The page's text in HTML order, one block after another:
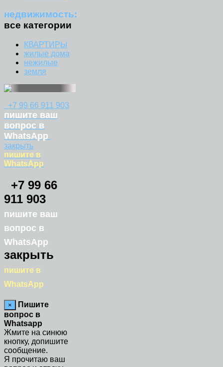
недвижимость:
все категории
КВАРТИРЫ
жилые дома
нежилые
земля
+7 99 66 911 903
пишите ваш
вопрос в
WhatsApp
закрыть
пишите в
WhatsApp
+7 99 66
911 903
пишите ваш
вопрос в
WhatsApp
закрыть
пишите в
WhatsApp
×
Пишите
вопрос в
Whatsapp
Жмите на синюю
кнопку, допишите
сообщение.
Я прочитаю ваш